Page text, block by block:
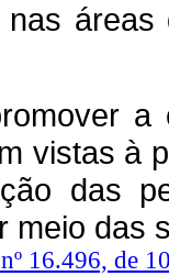
a
vistas à
das
meio das
16.496, de